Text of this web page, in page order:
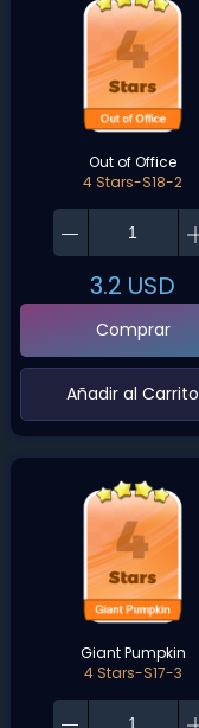
Out of Office
4 Stars-S18-2
3.2 USD
Comprar
‌Añadir al Carrito‌
Giant Pumpkin
4 Stars-S17-3